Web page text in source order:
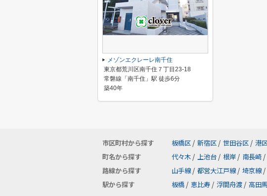
メゾンエクレーレ南千住
東京都荒川区南千住７丁目23-18
常磐線「南千住」駅 徒歩6分
築40年
市区町村から探す 板橋区 / 新宿区 / 世田谷区 / 港
町名から探す
代々木 / 上池台 / 根岸 / 南長崎 /
路線から探す
山手線 / 都営大江戸線 / 埼京線 /
駅から探す
板橋 / 恵比寿 / 浮間舟渡 / 高田